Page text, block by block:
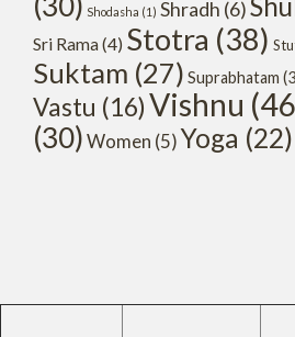
Shodasha (1) Shradh (6)
Sri Rama(4) Stotra (38)
Suktam (27) Suprabhatam
Vastu (16)Vishnu
(30)Women (5)Yoga (22)